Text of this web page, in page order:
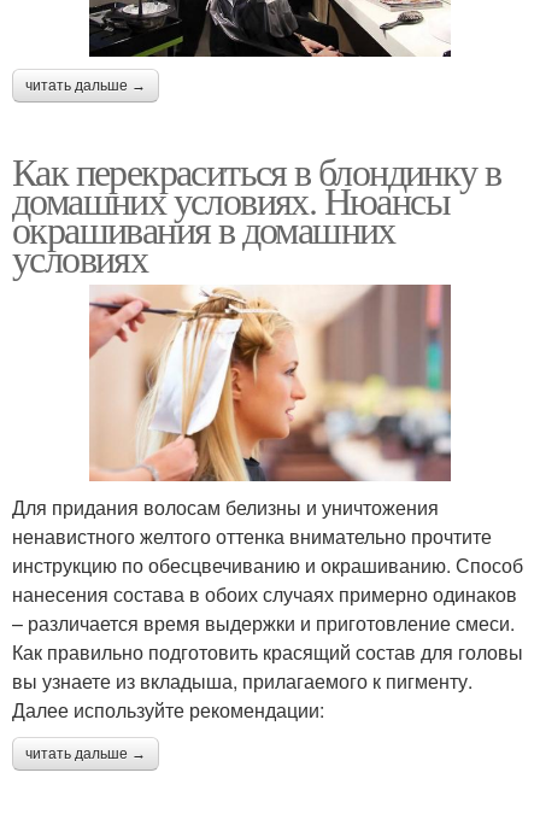
читать дальше →
Как перекраситься в блондинку в
домашних условиях. Нюансы
окрашивания в домашних
условиях
Для придания волосам белизны и уничтожения
ненавистного желтого оттенка внимательно прочтите
инструкцию по обесцвечиванию и окрашиванию. Способ
нанесения состава в обоих случаях примерно одинаков
– различается время выдержки и приготовление смеси.
Как правильно подготовить красящий состав для головы
вы узнаете из вкладыша, прилагаемого к пигменту.
Далее используйте рекомендации:
читать дальше →